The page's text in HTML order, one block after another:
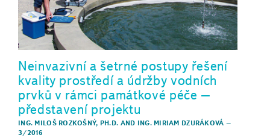
Neinvazivní a šetrné postupy řešení
kvality prostředí a údržby vodních
prvků v rámci památkové péče –
představení projektu
ING. MILOŠ ROZKOŠNÝ, PH.D. AND ING. MIRIAM DZURÁKOVÁ –
3/2016